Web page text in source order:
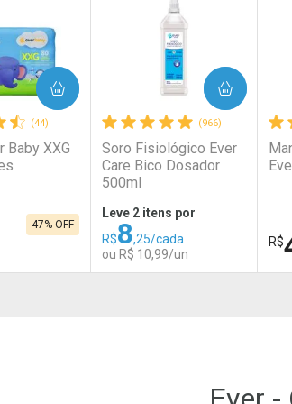
(44)
Baby XXG
47% OFF
(966)
Soro Fisiológico Ever
Care Bico Dosador
500ml
Leve 2 itens por
R$8,25/cada
ou R$ 10,99/un
COMPRAR
R$